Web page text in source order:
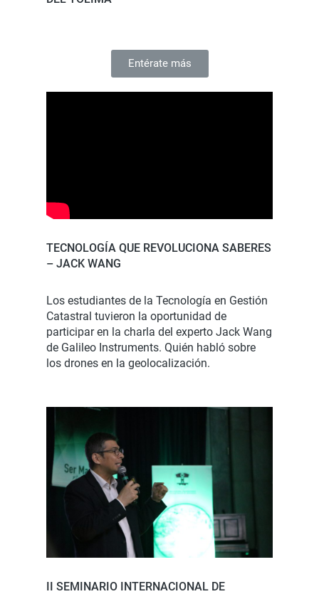
Entérate más
TECNOLOGÍA QUE REVOLUCIONA SABERES
– JACK WANG
Los estudiantes de la Tecnología en Gestión
Catastral tuvieron la oportunidad de
participar en la charla del experto Jack Wang
de Galileo Instruments. Quién habló sobre
los drones en la geolocalización.
II SEMINARIO INTERNACIONAL DE